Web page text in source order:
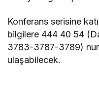
Konferans serisine
bilgilere 444 40 54
3783-3787-3789)
ulaşabilecek.